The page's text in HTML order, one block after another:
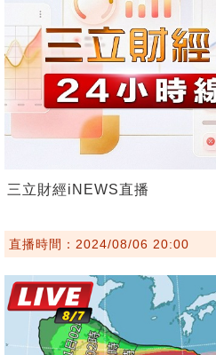
三立財經iNEWS直播
直播時間：2024/08/06 20:00